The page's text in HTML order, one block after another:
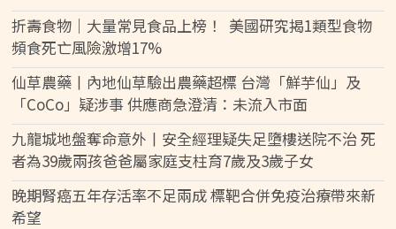
折壽食物｜大量常見食品上榜！ 美國研究揭1類型食物
頻食死亡風險激增17%
仙草農藥丨內地仙草驗出農藥超標 台灣「鮮芋仙」及
「CoCo」疑涉事 供應商急澄清：未流入市面
九龍城地盤奪命意外丨安全經理疑失足墮樓送院不治 死
者為39歲兩孩爸爸屬家庭支柱育7歲及3歲子女
晚期腎癌五年存活率不足兩成 標靶合併免疫治療帶來新
希望